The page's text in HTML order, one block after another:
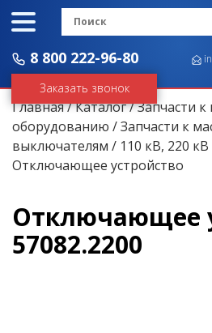
8 800 222-96-80
Заказать звонок
Главная/Каталог/Запчасти
оборудованию /Запчасти к
выключателям / 110 кВ, 220 кВ
Отключающее устройство
Отключающее
57082.2200